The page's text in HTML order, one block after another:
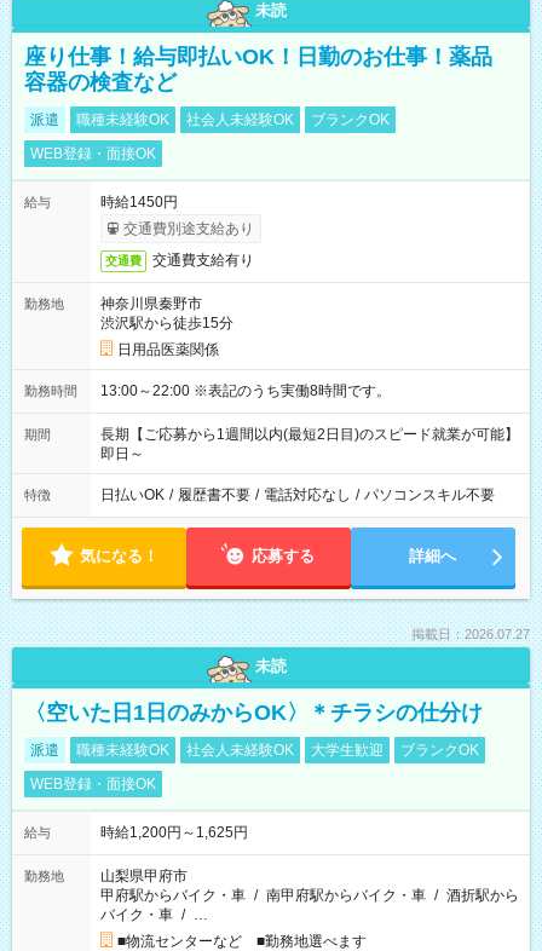
未読
座り仕事！給与即払いOK！日勤のお仕事！薬品
容器の検査など
派遣 職種未経験OK 社会人未経験OK
ブランクOK
WEB登録・面接OK
給与
時給1450円
交通費別途支給あり
交通費 交通費支給有り
勤務地
神奈川県秦野市
渋沢駅から徒歩15分
日用品医薬関係
勤務時間 13:00～22:00 ※表記のうち実働8時間です。
期間
長期【ご応募から1週間以内(最短2日目)のスピード就業が可能】
即日～
特徴 日払いOK / 履歴書不要 / 電話対応なし / パソコンスキル不要
気になる！ 応募する 詳細へ
掲載日：2026.07.27
未読
〈空いた日1日のみからOK〉＊チラシの仕分け
派遣 職種未経験OK 社会人未経験OK 大学生歓迎
ブランクOK
WEB登録・面接OK
給与 時給1,200円～1,625円
勤務地
山梨県甲府市
甲府駅からバイク・車 / 南甲府駅からバイク・車 / 酒折駅から
バイク・車 / …
■物流センターなど ■勤務地選べます